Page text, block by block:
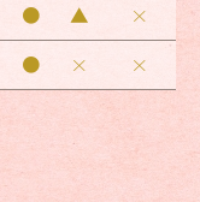
● ▲
×
● × ×